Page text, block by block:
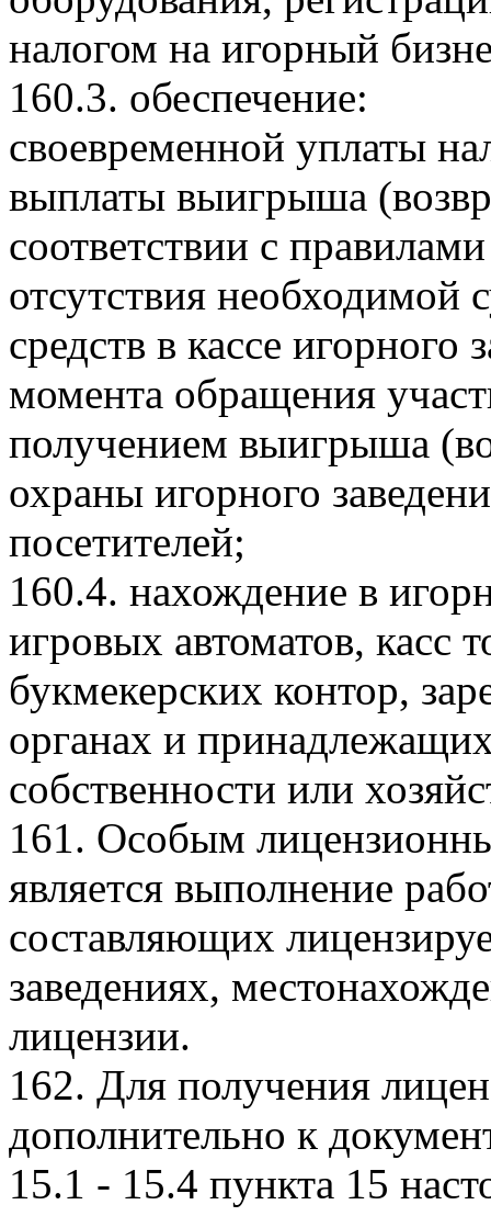
налогом на игорный
160.3. обеспечение:
своевременной уплаты
выплаты выигрыша
соответствии с
отсутствия
средств в кассе игорного
момента обращения
получением выигрыша
охраны игорного
посетителей;
160.4. нахождение в
игровых автоматов, касс
букмекерских контор,
органах и
собственности или
161. Особым
является выполнение
составляющих
заведениях,
лицензии.
162. Для получения
дополнительно к
15.1 - 15.4 пункта 15